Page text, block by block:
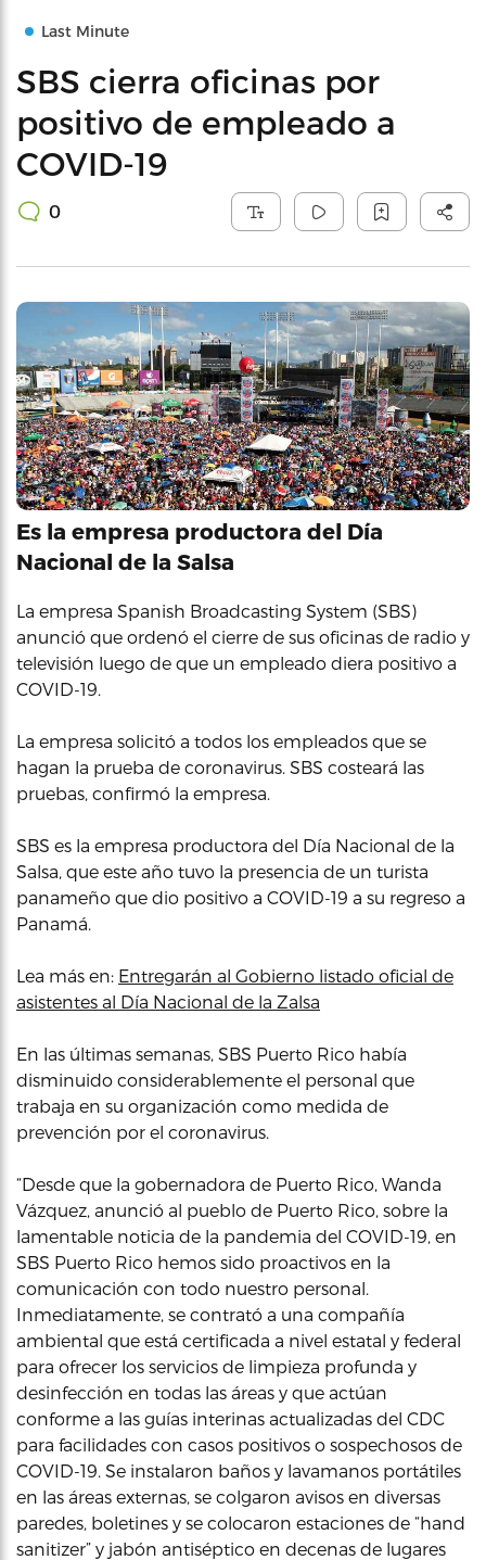
Last Minute
SBS cierra oficinas por
positivo de empleado a
COVID-19
0
Es la empresa productora del Día
Nacional de la Salsa
La empresa Spanish Broadcasting System (SBS)
anunció que ordenó el cierre de sus oficinas de radio y
televisión luego de que un empleado diera positivo a
COVID-19.
La empresa solicitó a todos los empleados que se
hagan la prueba de coronavirus. SBS costeará las
pruebas, confirmó la empresa.
SBS es la empresa productora del Día Nacional de la
Salsa, que este año tuvo la presencia de un turista
panameño que dio positivo a COVID-19 a su regreso a
Panamá.
Lea más en: Entregarán al Gobierno listado oficial de
asistentes al Día Nacional de la Zalsa
En las últimas semanas, SBS Puerto Rico había
disminuido considerablemente el personal que
trabaja en su organización como medida de
prevención por el coronavirus.
“Desde que la gobernadora de Puerto Rico, Wanda
Vázquez, anunció al pueblo de Puerto Rico, sobre la
lamentable noticia de la pandemia del COVID-19, en
SBS Puerto Rico hemos sido proactivos en la
comunicación con todo nuestro personal.
Inmediatamente, se contrató a una compañía
ambiental que está certificada a nivel estatal y federal
para ofrecer los servicios de limpieza profunda y
desinfección en todas las áreas y que actúan
conforme a las guías interinas actualizadas del CDC
para facilidades con casos positivos o sospechosos de
COVID-19. Se instalaron baños y lavamanos portátiles
en las áreas externas, se colgaron avisos en diversas
paredes, boletines y se colocaron estaciones de “hand
sanitizer” y jabón antiséptico en decenas de lugares